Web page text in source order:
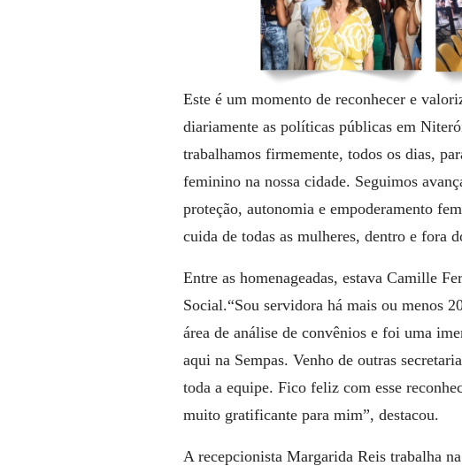
Este é um momento de reconhecer e
diariamente as políticas públicas em
trabalhamos firmemente, todos os dias,
feminino na nossa cidade. Seguimos
proteção, autonomia e empoderamento
cuida de todas as mulheres, dentro e fora
Entre as homenageadas, estava Camille
Social.“Sou servidora há mais ou menos
área de análise de convênios e foi uma
aqui na Sempas. Venho de outras
toda a equipe. Fico feliz com esse
muito gratificante para mim”, destacou.
A recepcionista Margarida Reis trabalha